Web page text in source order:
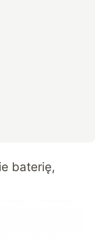
baterię,